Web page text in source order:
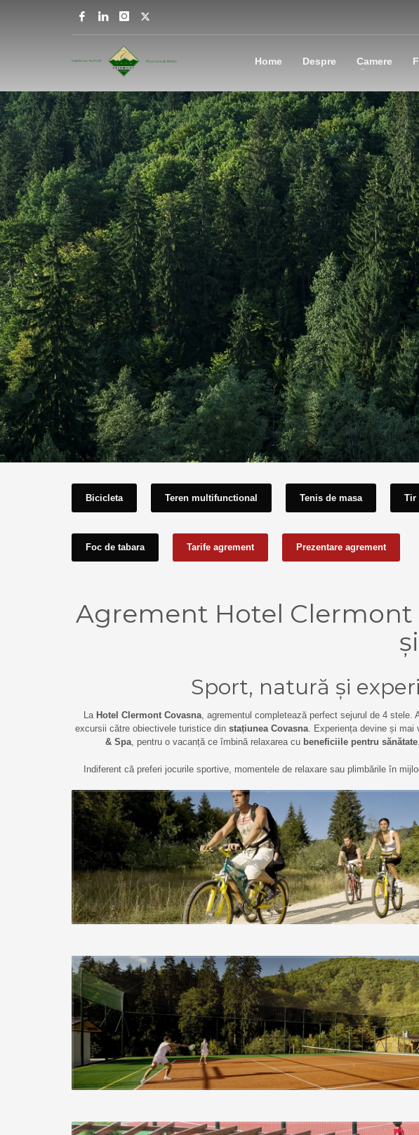
Home Despre Camere
Bicicleta Teren multifunctional Tenis de masa Tir
Foc de tabara Tarife agrement Prezentare agrement
Agrement Hotel Clermont
Sport, natură și
La Hotel Clermont Covasna , agrementul completează perfect sejurul de 4
excursii către obiectivele turistice din stațiunea Covasna . Experiența devine și
& Spa, pentru o vacanță ce îmbină relaxarea cu beneficiile pentru sănătate
Indiferent că preferi jocurile sportive, momentele de relaxare sau plimbările în